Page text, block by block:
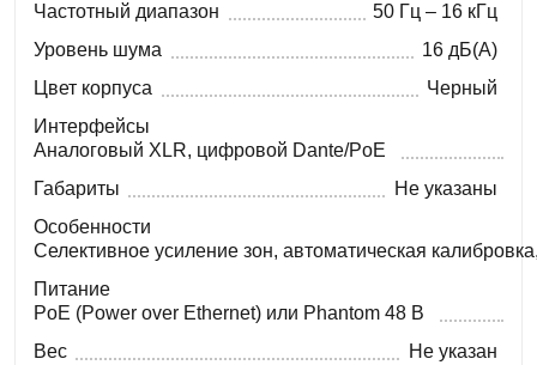
Частотный диапазон
50 Гц – 16 кГц
Уровень шума
16 дБ(A)
Цвет корпуса
Черный
Интерфейсы
Аналоговый XLR, цифровой Dante/PoE
Габариты
Не указаны
Особенности
Селективное усиление зон, автоматическая
Питание
PoE (Power over Ethernet) или Phantom 48 В
Вес
Не указан